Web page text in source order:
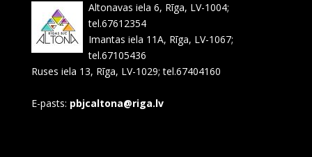
Altonavas iela 6, Rīga, LV-1004;
tel.67612354
Imantas iela 11A, Rīga, LV-1067;
tel.67105436
Ruses iela 13, Rīga, LV-1029; tel.67404160
E-pasts: pbjcaltona@riga.lv